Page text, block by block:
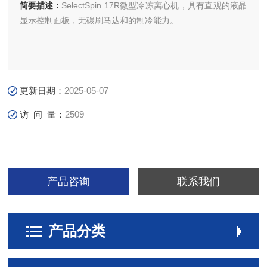
简要描述： SelectSpin 17R微型冷冻离心机，具有直观的液晶
显示控制面板，无碳刷马达和的制冷能力。
更新日期： 2025-05-07
访 问 量： 2509
产品咨询 联系我们
产品分类